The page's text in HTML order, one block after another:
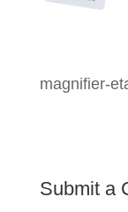
magnifier-
Submit a